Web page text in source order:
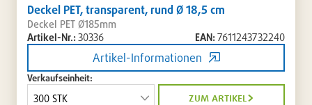
Deckel PET, transparent, rund Ø 18,5 cm
Deckel PET Ø185mm
Artikel-Nr.:30336 EAN:7611243732240
Artikel-Informationen
Verkaufseinheit:
zum artikel